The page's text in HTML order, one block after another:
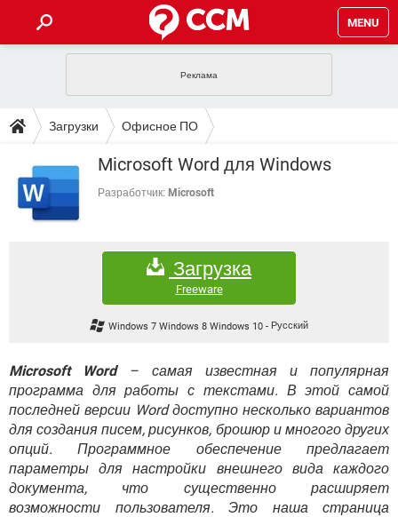
MENU
INSTAGRAM FACEBOOK
WINDOWS 10
ВКОНТАКТЕ ВИДЕО
GOOGLE
ПОЛЕЗНЫЕ СОВЕТЫ
TIKTOK
WHATSAPP INSTAGRAM
FACEBOOK
GOOGLE
TIKTOK TELEGRAM
WHATSAPP
ИГРЫ
ВКОНТАКТЕ
ФОРУМ
INSTAGRAM
ИГРЫ
ВКОНТАКТЕ
YANDEX
ЭНЦИКЛОПЕДИЯ
TELEGRAM
WINDOWS 10 ВКОНТАКТЕ
ВИДЕО
YANDEX
Загрузки Офисное ПО
Microsoft Word для Windows
Разработчик: Microsoft
Загрузка
Freeware
Windows 7 Windows 8 Windows 10 - Русский
Microsoft Word– самая известная и популярная
программа для работы с текстами. В этой самой
последней версии Word доступно несколько вариантов
для создания писем, рисунков, брошюр и многого других
опций. Программное обеспечение предлагает
параметры для настройки внешнего вида каждого
документа, что существенно расширяет
возможности пользователя. Это наша страница